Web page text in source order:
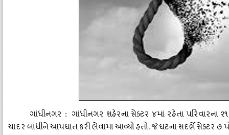
ગાંધીનગર : ગાંધીનગર શહેરના સેક્ટર ૪માં રહેતાપરિવારના ૨૧
ચાદર બાંધીનેઆપઘાતકરીલેવામાંઆવ્યોહતો. જેઘટનાસંદર્ભેસેક્ટર ૭